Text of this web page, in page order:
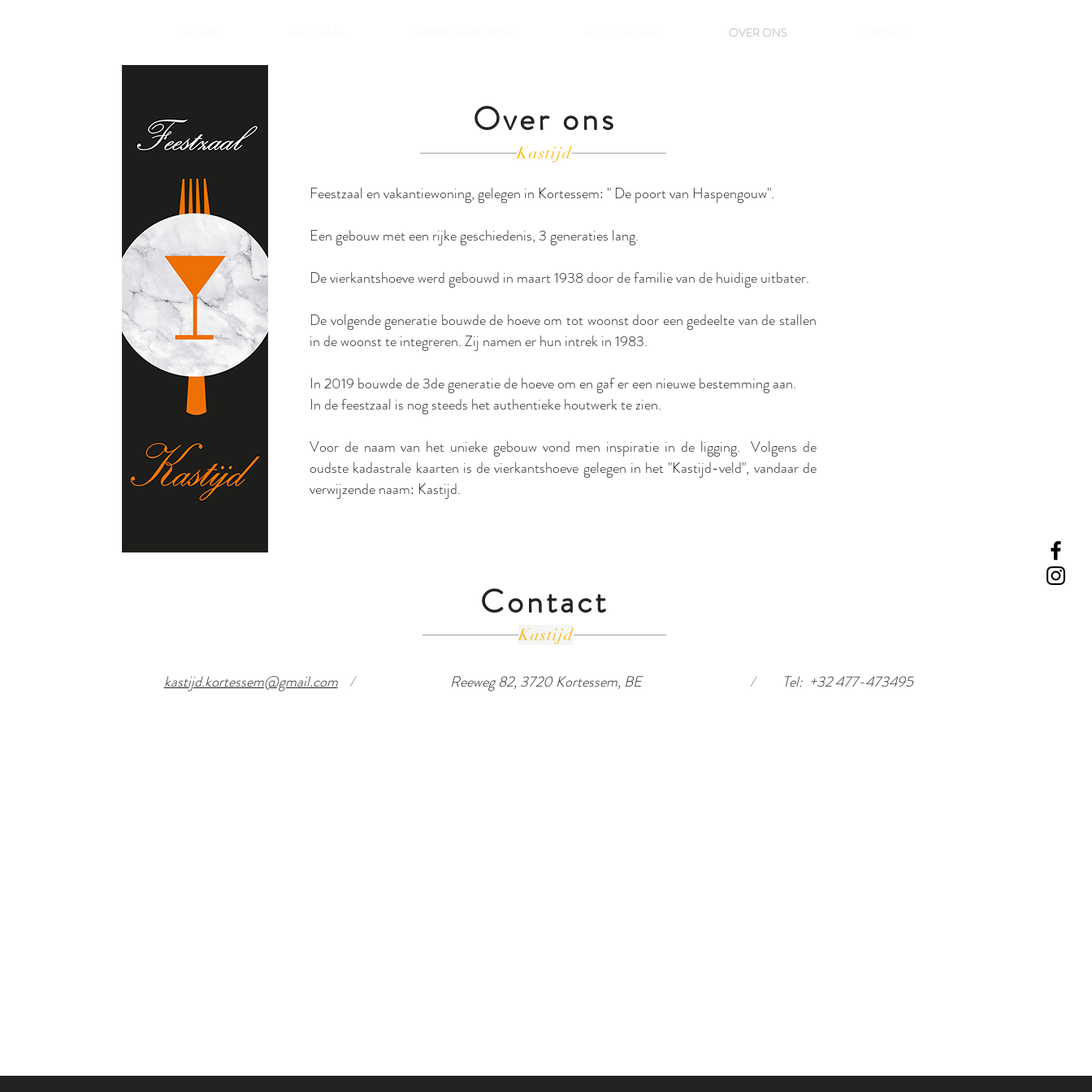
OVER ONS
Over ons
Kastijd
Feestzaal en vakantiewoning, gelegen in Kortessem: " De poort van Haspengouw".
Een gebouw met een rijke geschiedenis, 3 generaties lang.
De vierkantshoeve werd gebouwd in maart 1938 door de familie van de huidige uitbater.
De volgende generatie bouwde de hoeve om tot woonst door een gedeelte van de stallen
in de woonst te integreren. Zij namen er hun intrek in 1983.
In 2019 bouwde de 3de generatie de hoeve om en gaf er een nieuwe bestemming aan.
In de feestzaal is nog steeds het authentieke houtwerk te zien.
Voor de naam van het unieke gebouw vond men inspiratie in de ligging. Volgens de
oudste kadastrale kaarten is de vierkantshoeve gelegen in het "Kastijd-veld", vandaar de
verwijzende naam: Kastijd.
Contact
Kastijd
Tel: +32 477-473495
kastijd.kortessem@gmail.com Reeweg 82, 3720 Kortessem, BE
/ /